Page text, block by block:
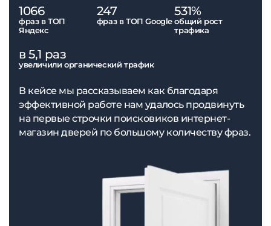
1066
фраз в ТОП
Яндекс
247
фраз в ТОП Google
531%
общий рост
трафика
в 5,1 раз
увеличили органический трафик
В кейсе мы рассказываем как благодаря
эффективной работе нам удалось продвинуть
на первые строчки поисковиков интернет-
магазин дверей по большому количеству фраз.